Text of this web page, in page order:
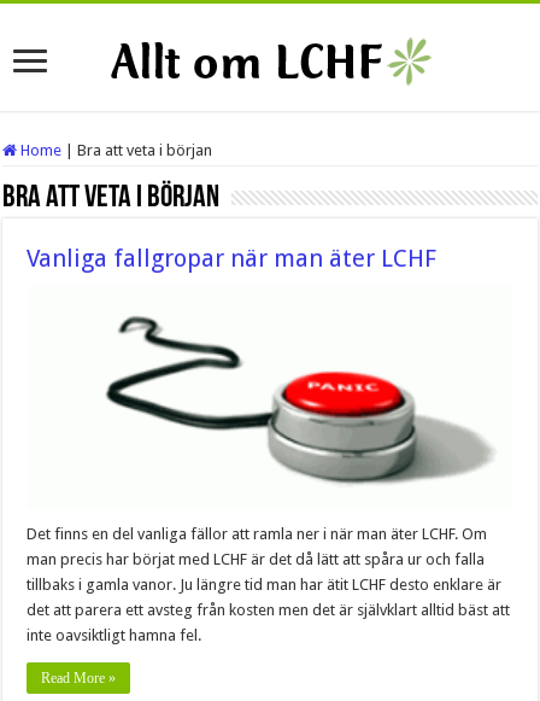
Home Bra att veta i början
Bra att veta i början
Vanliga fallgropar när man äter LCHF
Det finns en del vanliga fällor att ramla ner i när man äter LCHF. Om
man precis har börjat med LCHF är det då lätt att spåra ur och falla
tillbaks i gamla vanor. Ju längre tid man har ätit LCHF desto enklare är
det att parera ett avsteg från kosten men det är självklart alltid bäst att
inte oavsiktligt hamna fel.
Read More »